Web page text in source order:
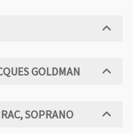
GOLDMAN
SOPRANO